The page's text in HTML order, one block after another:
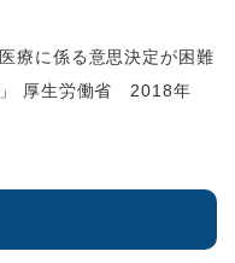
療に係る意思決定が困難
」 厚生労働省 2018年